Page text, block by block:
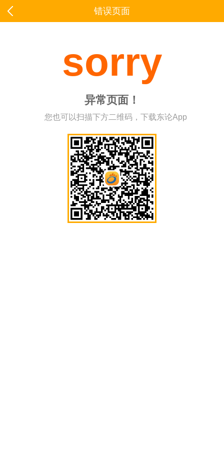
错误页面
sorry
异常页面！
您也可以扫描下方二维码，下载东论App